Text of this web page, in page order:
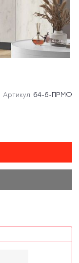
Артикул: 64-6-ПРМФ